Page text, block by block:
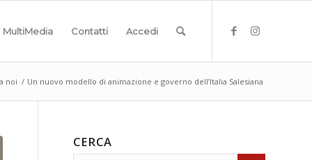
MultiMedia Contatti Accedi
noi / Un nuovo modello di animazione e governo dell’Italia Salesiana
CERCA